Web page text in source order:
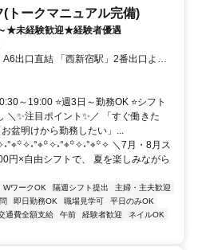
トークマニュアル完備)
★未経験歓迎★経験者優遇
出口直結 「西新宿駅」2番出口より
～19:00 ⭐週3日～勤務OK ⭐シフト
＼✨注目ポイント✨／ 「すぐ働きた
盆明けから勤務したい」...
＼7月・8月ス
円×自由シフトで、 夏を楽しみながら
WワークOK 隔週シフト提出
主婦・主夫歓迎
即日勤務OK 職場見学可
平日のみOK
通費全額支給 午前 経験者歓迎
ネイルOK